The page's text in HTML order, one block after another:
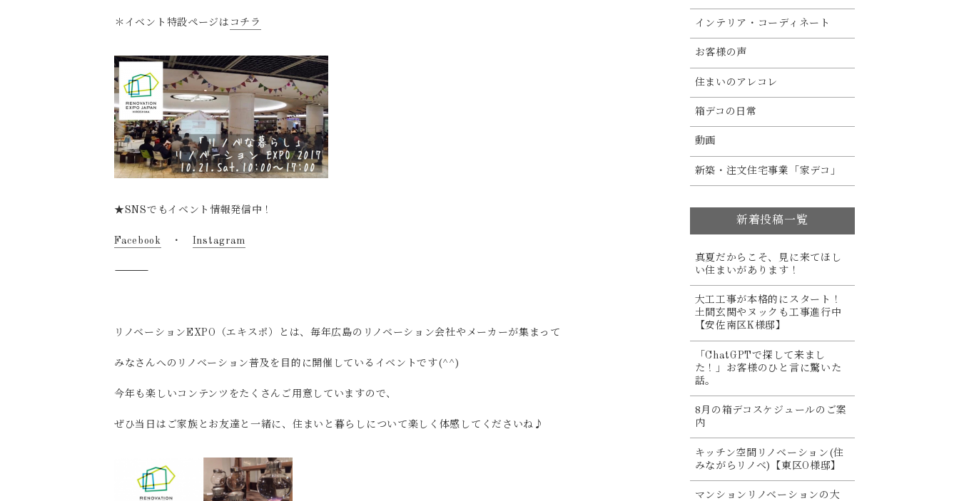
＊イベント特設ページは コチラ
★SNSでもイベント情報発信中！
Facebook ・ Instagram
―――――――――――――――――――――――――――――――――――
リノベーションEXPO（エキスポ）とは、毎年広島のリノベーション会社やメーカーが集まって
みなさんへのリノベーション普及を目的に開催しているイベントです(^^)
今年も楽しいコンテンツをたくさんご用意していますので、
ぜひ当日はご家族とお友達と一緒に、住まいと暮らしについて楽しく体感してくださいね♪
インテリア・コーディネート
お客様の声
住まいのアレコレ
箱デコの日常
動画
新築・注文住宅事業「家デコ」
新着投稿一覧
真夏だからこそ、見に来てほし
い住まいがあります！
大工工事が本格的にスタート！
土間玄関やヌックも工事進行中
【安佐南区K様邸】
「ChatGPTで探して来まし
た！」お客様のひと言に驚いた
話。
8月の箱デコスケジュールのご案
内
キッチン空間リノベーション(住
みながらリノベ)【東区O様邸】
マンションリノベーションの大